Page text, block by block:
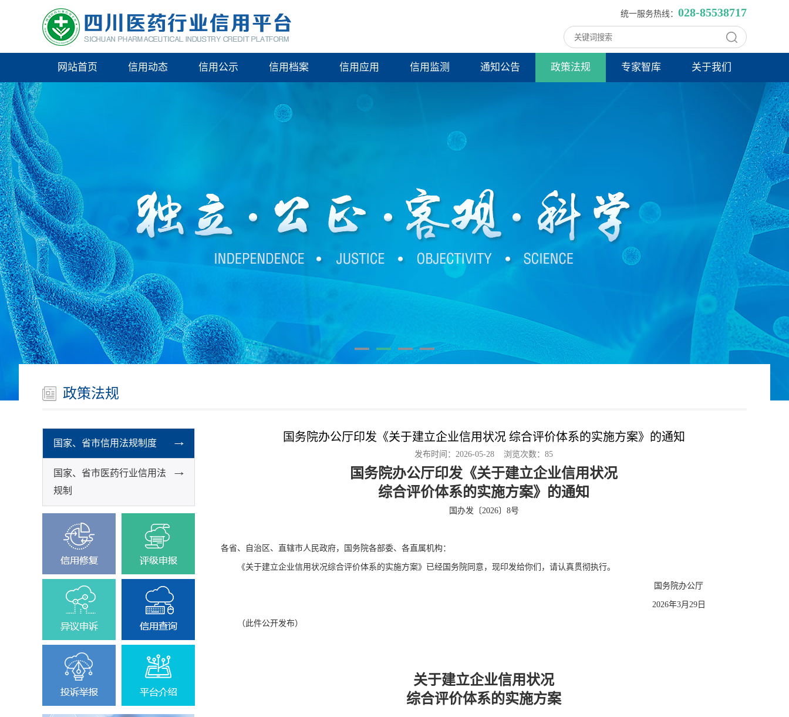
统一服务热线： 028-85538717
网站首页 信用动态 信用公示 信用档案 信用应用 信用监测 通知公告 政策法规 专家智库 关于我们
政策法规
国家、省市信用法规制度
国家、省市医药行业信用法
规制
国务院办公厅印发《关于建立企业信用状况 综合评价体系的实施方案》的通知
发布时间：2026-05-28 浏览次数：85
国务院办公厅印发《关于建立企业信用状况
综合评价体系的实施方案》的通知
国办发〔2026〕8号
各省、自治区、直辖市人民政府，国务院各部委、各直属机构：
《关于建立企业信用状况综合评价体系的实施方案》已经国务院同意，现印发给你们，请认真贯彻执行。
国务院办公厅
2026年3月29日
（此件公开发布）
关于建立企业信用状况
综合评价体系的实施方案